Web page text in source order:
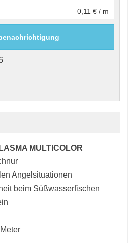
0,11 € / m
MULTICOLOR
Angelsituationen
beim Süßwasserfischen